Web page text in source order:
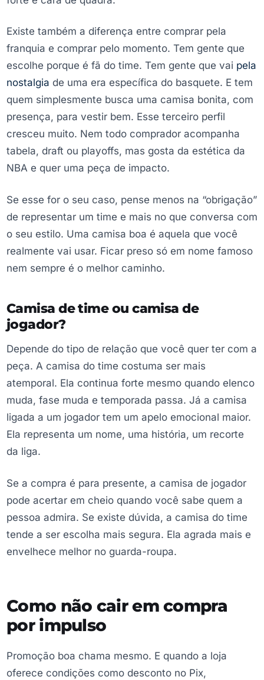
Existe também a diferença entre comprar pela
franquia e comprar pelo momento. Tem gente que
escolhe porque é fã do time. Tem gente que vai pela
nostalgia de uma era específica do basquete. E tem
quem simplesmente busca uma camisa bonita, com
presença, para vestir bem. Esse terceiro perfil
cresceu muito. Nem todo comprador acompanha
tabela, draft ou playoffs, mas gosta da estética da
NBA e quer uma peça de impacto.
Se esse for o seu caso, pense menos na “obrigação”
de representar um time e mais no que conversa com
o seu estilo. Uma camisa boa é aquela que você
realmente vai usar. Ficar preso só em nome famoso
nem sempre é o melhor caminho.
Camisa de time ou camisa de
jogador?
Depende do tipo de relação que você quer ter com a
peça. A camisa do time costuma ser mais
atemporal. Ela continua forte mesmo quando elenco
muda, fase muda e temporada passa. Já a camisa
ligada a um jogador tem um apelo emocional maior.
Ela representa um nome, uma história, um recorte
da liga.
Se a compra é para presente, a camisa de jogador
pode acertar em cheio quando você sabe quem a
pessoa admira. Se existe dúvida, a camisa do time
tende a ser escolha mais segura. Ela agrada mais e
envelhece melhor no guarda-roupa.
Como não cair em compra
por impulso
Promoção boa chama mesmo. E quando a loja
oferece condições como desconto no Pix,